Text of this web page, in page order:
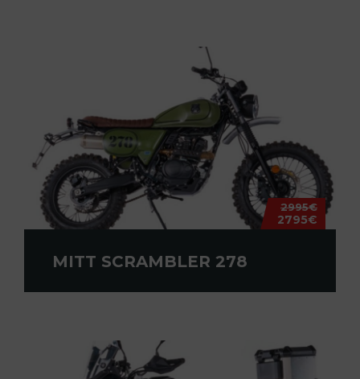
2995€
2795€
MITT SCRAMBLER 278